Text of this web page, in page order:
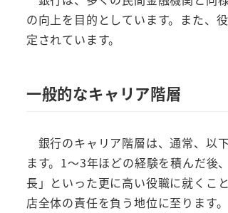
の向上を目的としています。また、
定されています。
一般的なキャリア階層
銀行のキャリア階層は、通常、以
ます。1～3年ほどの経験を積んだ後
長」といった更に高い役職に就くこ
店全体の責任を負う地位に至ります